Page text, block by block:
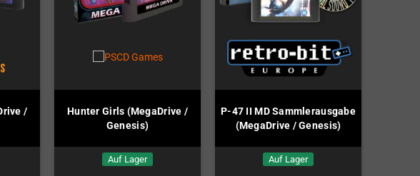
/
Hunter Girls (MegaDrive /
Genesis)
Auf Lager
P-47 II MD Sammlerausgabe
(MegaDrive / Genesis)
Auf Lager